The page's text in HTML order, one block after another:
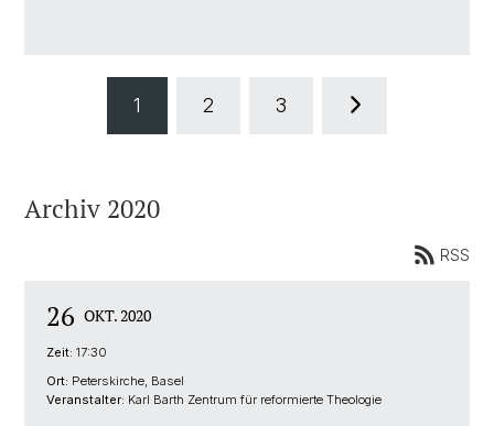
1 2 3
Archiv 2020
RSS
26 OKT. 2020
Zeit: 17:30
Ort: Peterskirche, Basel
Veranstalter: Karl Barth Zentrum für reformierte Theologie